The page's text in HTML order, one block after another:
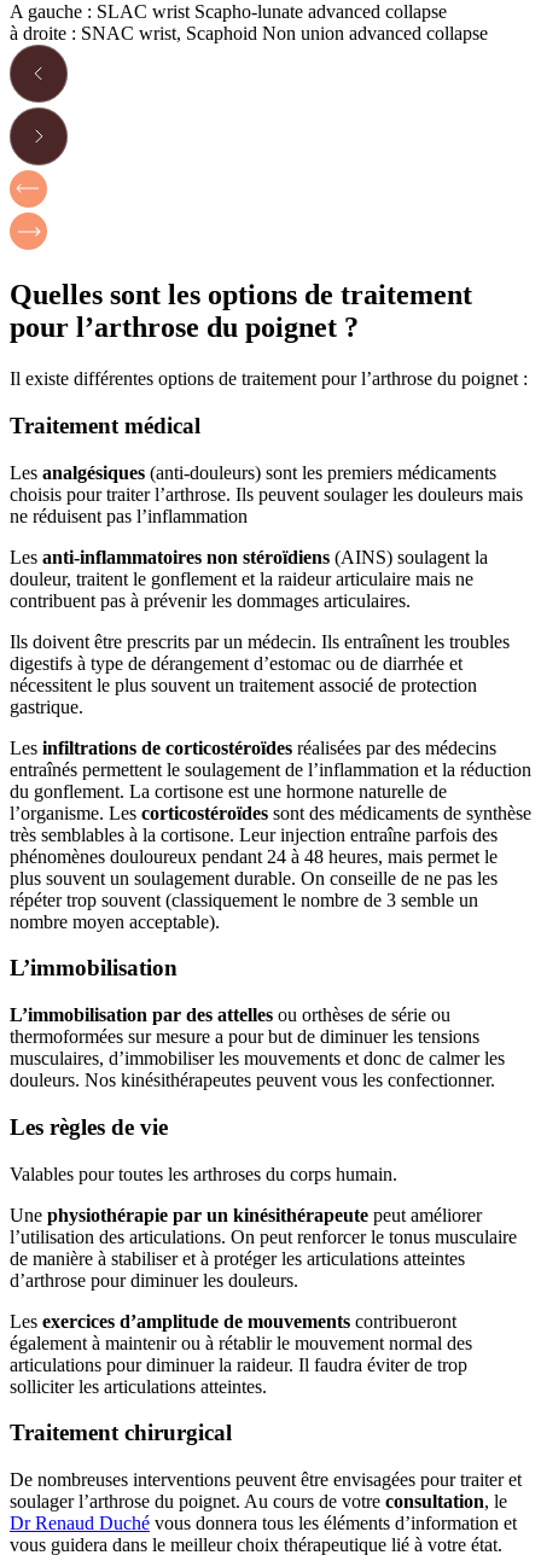
A gauche : SLAC wrist Scapho-lunate advanced collapse
à droite : SNAC wrist, Scaphoid Non union advanced collapse
Quelles sont les options de traitement
pour l’arthrose du poignet ?
Il existe différentes options de traitement pour l’arthrose du poignet :
Traitement médical
Les analgésiques (anti-douleurs) sont les premiers médicaments
choisis pour traiter l’arthrose. Ils peuvent soulager les douleurs mais
ne réduisent pas l’inflammation
Les anti-inflammatoires non stéroïdiens (AINS) soulagent la
douleur, traitent le gonflement et la raideur articulaire mais ne
contribuent pas à prévenir les dommages articulaires.
Ils doivent être prescrits par un médecin. Ils entraînent les troubles
digestifs à type de dérangement d’estomac ou de diarrhée et
nécessitent le plus souvent un traitement associé de protection
gastrique.
Les infiltrations de corticostéroïdes réalisées par des médecins
entraînés permettent le soulagement de l’inflammation et la réduction
du gonflement. La cortisone est une hormone naturelle de
l’organisme. Les corticostéroïdes sont des médicaments de synthèse
très semblables à la cortisone. Leur injection entraîne parfois des
phénomènes douloureux pendant 24 à 48 heures, mais permet le
plus souvent un soulagement durable. On conseille de ne pas les
répéter trop souvent (classiquement le nombre de 3 semble un
nombre moyen acceptable).
L’immobilisation
L’immobilisation par des attelles ou orthèses de série ou
thermoformées sur mesure a pour but de diminuer les tensions
musculaires, d’immobiliser les mouvements et donc de calmer les
douleurs. Nos kinésithérapeutes peuvent vous les confectionner.
Les règles de vie
Valables pour toutes les arthroses du corps humain.
Une physiothérapie par un kinésithérapeute peut améliorer
l’utilisation des articulations. On peut renforcer le tonus musculaire
de manière à stabiliser et à protéger les articulations atteintes
d’arthrose pour diminuer les douleurs.
Les exercices d’amplitude de mouvements contribueront
également à maintenir ou à rétablir le mouvement normal des
articulations pour diminuer la raideur. Il faudra éviter de trop
solliciter les articulations atteintes.
Traitement chirurgical
De nombreuses interventions peuvent être envisagées pour traiter et
soulager l’arthrose du poignet. Au cours de votre consultation, le
Dr Renaud Duché vous donnera tous les éléments d’information et
vous guidera dans le meilleur choix thérapeutique lié à votre état.